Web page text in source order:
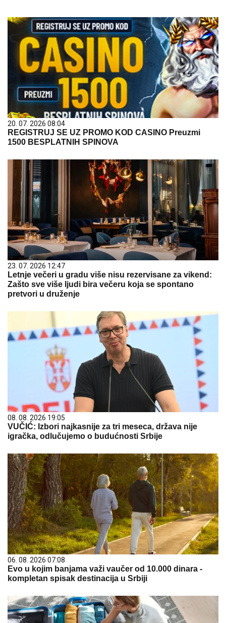
20. 07. 2026 08:04
REGISTRUJ SE UZ PROMO KOD CASINO Preuzmi
1500 BESPLATNIH SPINOVA
23. 07. 2026 12:47
Letnje večeri u gradu više nisu rezervisane za vikend:
Zašto sve više ljudi bira večeru koja se spontano
pretvori u druženje
08. 08. 2026 19:05
VUČIĆ: Izbori najkasnije za tri meseca, država nije
igračka, odlučujemo o budućnosti Srbije
06. 08. 2026 07:08
Evo u kojim banjama važi vaučer od 10.000 dinara -
kompletan spisak destinacija u Srbiji